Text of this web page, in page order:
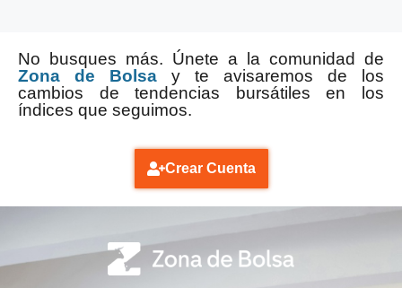
No busques más. Únete a la comunidad de
Zona de Bolsa y te avisaremos de los
cambios de tendencias bursátiles en los
índices que seguimos.
Crear Cuenta